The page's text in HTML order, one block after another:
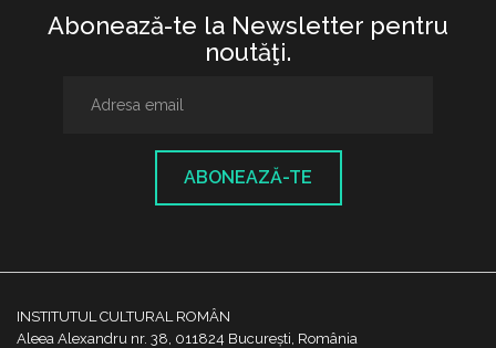
Abonează-te la Newsletter pentru
noutăţi.
ABONEAZĂ-TE
INSTITUTUL CULTURAL ROMÂN
Aleea Alexandru nr. 38, 011824 București, România